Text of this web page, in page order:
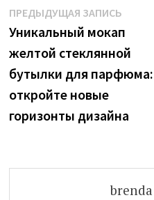
Навигация
по
записям
ПРЕДЫДУЩАЯ ЗАПИСЬ
запись:
Уникальный мокап
желтой стеклянной
бутылки для парфюма:
откройте новые
горизонты дизайна
brenda